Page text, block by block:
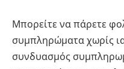
Μπορείτε να πάρετε
συμπληρώματα χωρίς
συνδυασμός